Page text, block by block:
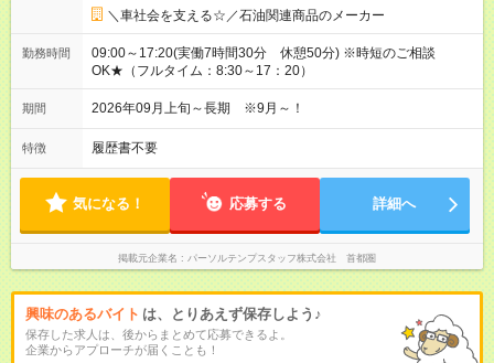
＼車社会を支える☆／石油関連商品のメーカー
勤務時間
09:00～17:20(実働7時間30分 休憩50分) ※時短のご相談
OK★（フルタイム：8:30～17：20）
期間 2026年09月上旬～長期 ※9月～！
特徴 履歴書不要
気になる！ 応募する 詳細へ
掲載元企業名 パーソルテンプスタッフ株式会社 首都圏
興味のあるバイト は、とりあえず保存しよう♪
保存した求人は、後からまとめて応募できるよ。
企業からアプローチが届くことも！